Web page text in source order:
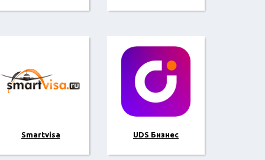
Smartvisa UDS Бизнес